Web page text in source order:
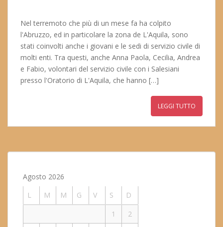
Nel terremoto che più di un mese fa ha colpito
l'Abruzzo, ed in particolare la zona de L'Aquila, sono
stati coinvolti anche i giovani e le sedi di servizio civile di
molti enti. Tra questi, anche Anna Paola, Cecilia, Andrea
e Fabio, volontari del servizio civile con i Salesiani
presso l'Oratorio di L'Aquila, che hanno […]
LEGGI TUTTO
Agosto 2026
L
M M G V S
D
1
2